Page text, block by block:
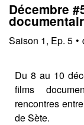
Décembre
Saison 1, Ep. 5 •
Du 8 au 10
films
rencontres
de Sète.